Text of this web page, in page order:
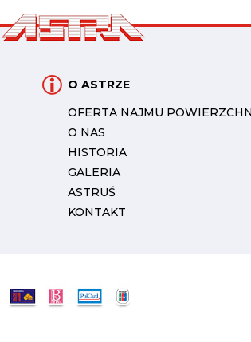
O ASTRZE
OFERTA NAJMU
O NAS
HISTORIA
GALERIA
ASTRUŚ
KONTAKT